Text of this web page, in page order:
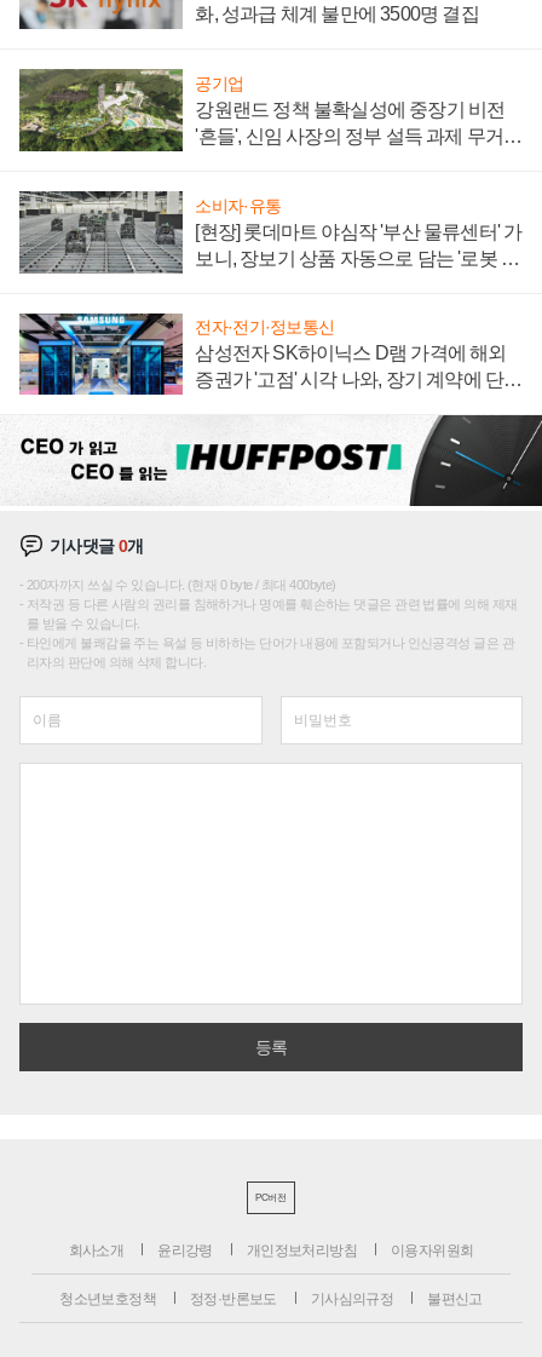
화, 성과급 체계 불만에 3500명 결집
공기업
강원랜드 정책 불확실성에 중장기 비전
'흔들', 신임 사장의 정부 설득 과제 무거워
소비자·유통
[현장] 롯데마트 야심작 '부산 물류센터' 가
보니, 장보기 상품 자동으로 담는 '로봇 40
전자·전기·정보통신
삼성전자 SK하이닉스 D램 가격에 해외
증권가 '고점' 시각 나와, 장기 계약에 단점
기사댓글0개
200자까지 쓰실 수 있습니다. (현재 0 byte / 최대 400byte)
저작권 등 다른 사람의 권리를 침해하거나 명예를 훼손하는 댓글은 관련 법률에 의해 제재
를 받을 수 있습니다.
타인에게 불쾌감을 주는 욕설 등 비하하는 단어가 내용에 포함되거나 인신공격성 글은 관
리자의 판단에 의해 삭제 합니다.
PC버전
회사소개 윤리강령 개인정보처리방침 이용자위원회
청소년보호정책 정정·반론보도 기사심의규정 불편신고